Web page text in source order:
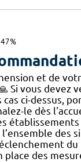
47%
et de
Si vous devez
ci-dessus,
le dès
établissements
des
du
place des